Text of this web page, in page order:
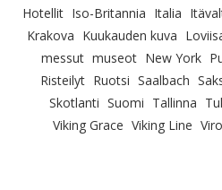
Hotellit Iso-Britannia Italia
Krakova Kuukauden kuva
messut museot New York
Risteilyt Ruotsi Saalbach
Skotlanti Suomi Tallinna
Viking Grace Viking Line Viro